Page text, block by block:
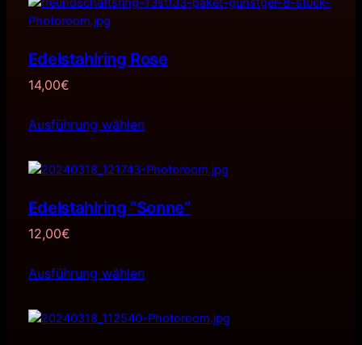
Edelstahlring Rose
14,00€
Ausführung wählen
Edelstahlring “Sonne”
12,00€
Ausführung wählen